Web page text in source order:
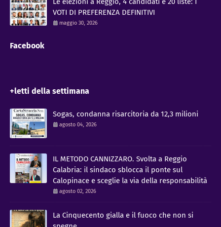
VOTI DI PREFERENZA DEFINITIVI
maggio 30, 2026
Facebook
+letti della settimana
Sogas, condanna risarcitoria da 12,3 milioni
agosto 04, 2026
IL METODO CANNIZZARO​. Svolta a Reggio
Calabria: il sindaco sblocca il ponte sul
Calopinace e sceglie la via della responsabilità
agosto 02, 2026
La Cinquecento gialla e il fuoco che non si